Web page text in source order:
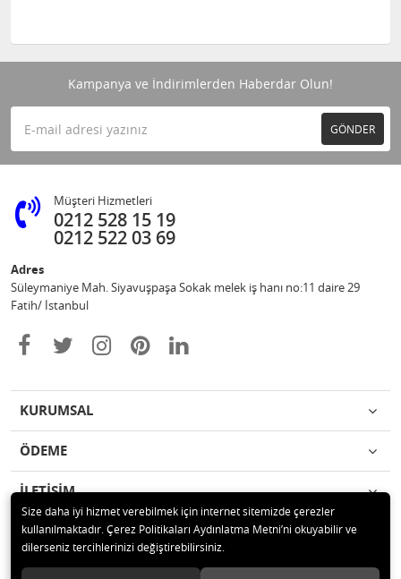
Kampanya ve İndirimlerden Haberdar Olun!
GÖNDER
Müşteri Hizmetleri
0212 528 15 19
0212 522 03 69
Adres
Süleymaniye Mah. Siyavuşpaşa Sokak melek iş hanı no:11 daire 29
Fatih/ İstanbul
KURUMSAL
ÖDEME
İLETİŞİM
© 2020 Ufuk Şaka Oyunları ve Parti Malzemeleri Merkezi Tüm hakları
saklıdır.
Size daha iyi hizmet verebilmek için internet sitemizde çerezler
kullanılmaktadır. Çerez Politikaları Aydınlatma Metni’ni okuyabilir ve
dilerseniz tercihlerinizi değiştirebilirsiniz.